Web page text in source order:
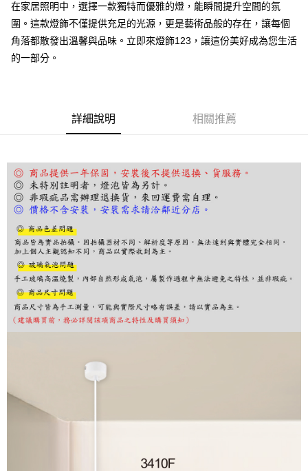
Google Pay
全盈+PAY
AFTEE先享後付
【「AFTEE先享後付」結帳流程】
１．於結帳方式選擇「AFTEE先享後付」後，將跳轉至「AFTEE先享後付」
結帳頁面，進行簡訊認證並確認金額後，即可完成結帳。
２．訂單成立數日內，您將收到繳費通知簡訊。
３．收到繳費通知簡訊後14天內，點擊此簡訊中的連結，可透過四大超商／
ATM／網路銀行／等多元方式進行付款，方視為交易完成。
※ 請注意：結帳手續完成當下不需立刻繳費，但若您需要取消訂單，請聯絡
購買商品的店家。未經商家同意取消之訂單仍視為有效，需透過AFTEE先享
後付繳納相關費用。
※ 交易是否成功請以「AFTEE先享後付 」之結帳頁面顯示為準，若有關於
是否繳費成功／繳費後需取消欲退款等相關疑問，請聯繫「AFTEE先享後付
客戶支援中心」
https://netprotections.freshdesk.com/support/home
易，需依本服務之必要範圍內提供個人資料，並將交易相關給付款項請求債
權轉讓予恩沛科技股份有限公司。
https://aftee.tw/terms/#terms3
３．未成年的使用者請事先徵得法定代理人或監護人之同意方可使用
時審查核予不同之上限額度；若仍有額度不足之情形，本公司將視審查結果
每筆NT$180，滿NT$5,000(含以上)免運費
在家居照明中，選擇一款獨特而優雅的燈，能瞬間提升空間的氛
圍。這款燈飾不僅提供充足的光源，更是藝術品般的存在，讓每個
角落都散發出溫馨與品味。立即來燈飾123，讓這份美好成為您生活
的一部分。
詳細說明 相關推薦